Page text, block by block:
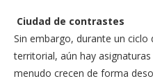
Ciudad de contrastes
Sin embargo, durante un ciclo
territorial, aún hay
menudo crecen de forma